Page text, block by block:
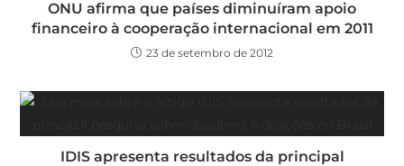
ONU afirma que países diminuíram apoio
financeiro à cooperação internacional em 2011
23 de setembro de 2012
IDIS apresenta resultados da principal